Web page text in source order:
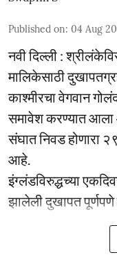
Published on: 04 Aug
नवी दिल्ली :
मालिकेसाठी
काश्मीरचा वेगवान
समावेश करण्यात आला
संघात निवड होणारा
आहे.
इंग्लंडविरुद्धच्या
झालेली दुखापत पूर्णपणे